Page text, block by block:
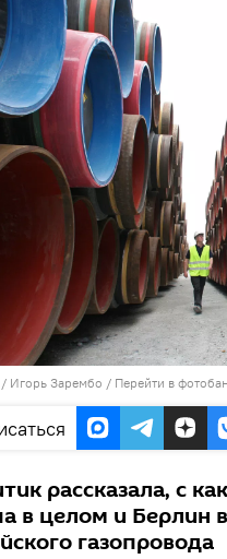
/ Игорь Зарембо / Перейти в
рассказала, с
в целом и Берлин
газопровода